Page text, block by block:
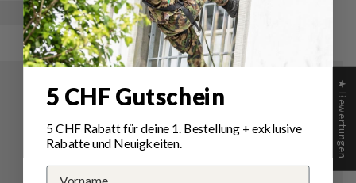
★ Bewertungen
5 CHF Gutschein
5 CHF Rabatt für deine 1. Bestellung+ exklusive
Rabatte und Neuigkeiten.